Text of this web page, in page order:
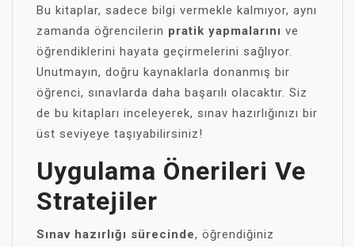
Bu kitaplar, sadece bilgi vermekle kalmıyor, aynı
zamanda öğrencilerin pratik yapmalarını ve
öğrendiklerini hayata geçirmelerini sağlıyor.
Unutmayın, doğru kaynaklarla donanmış bir
öğrenci, sınavlarda daha başarılı olacaktır. Siz
de bu kitapları inceleyerek, sınav hazırlığınızı bir
üst seviyeye taşıyabilirsiniz!
Uygulama Önerileri Ve
Stratejiler
Sınav hazırlığı sürecinde, öğrendiğiniz